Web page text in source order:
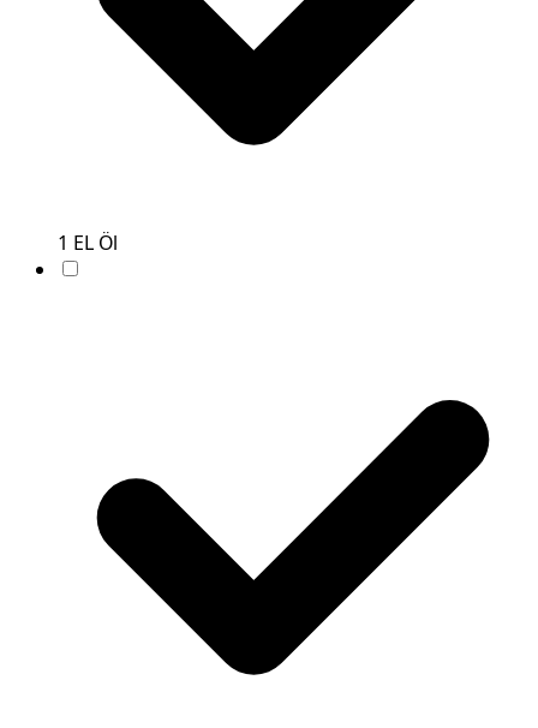
1 EL Öl